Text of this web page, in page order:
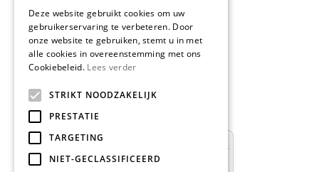
Schrijf een recensie
Nationale Tuinbon t.w.v. € 25,-!
Deze website gebruikt cookies om uw
gebruikerservaring te verbeteren. Door
onze website te gebruiken, stemt u in met
alle cookies in overeenstemming met ons
Cookiebeleid. Lees verder
STRIKT NOODZAKELIJK
PRESTATIE
TARGETING
NIET-GECLASSIFICEERD